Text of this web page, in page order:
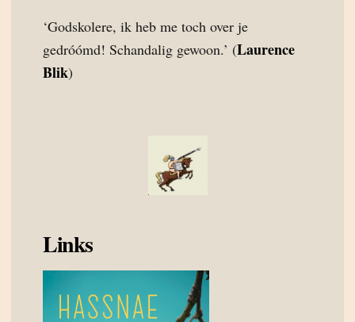
‘Godskolere, ik heb me toch over je
gedróómd! Schandalig gewoon.’ (Laurence
Blik)
Links